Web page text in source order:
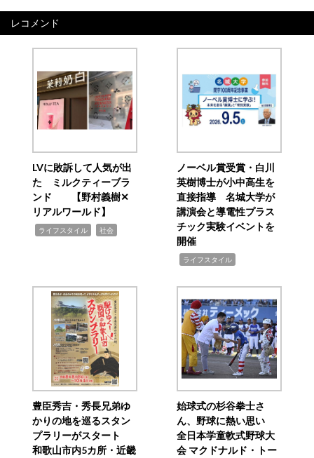
レコメンド
LVに敗訴して人気が出
た ミルクティーブラ
ンド 【野村義樹✕
リアルワールド】
ライフスタイル 社会
ノーベル賞受賞・白川
英樹博士が小中高生を
直接指導 名城大学が
講演会と導電性プラス
チック実験イベントを
開催
ライフスタイル
豊臣秀吉・秀長兄弟ゆ
かりの地を巡るスタン
プラリーがスタート
和歌山市内5カ所・近畿
始球式の杉谷拳士さ
ん、野球に熱い思い
全日本学童軟式野球大
会 マクドナルド・トー